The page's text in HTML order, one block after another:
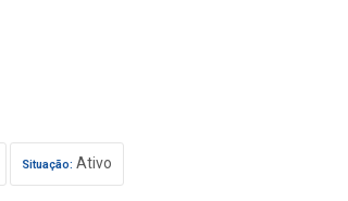
Situação: Ativo